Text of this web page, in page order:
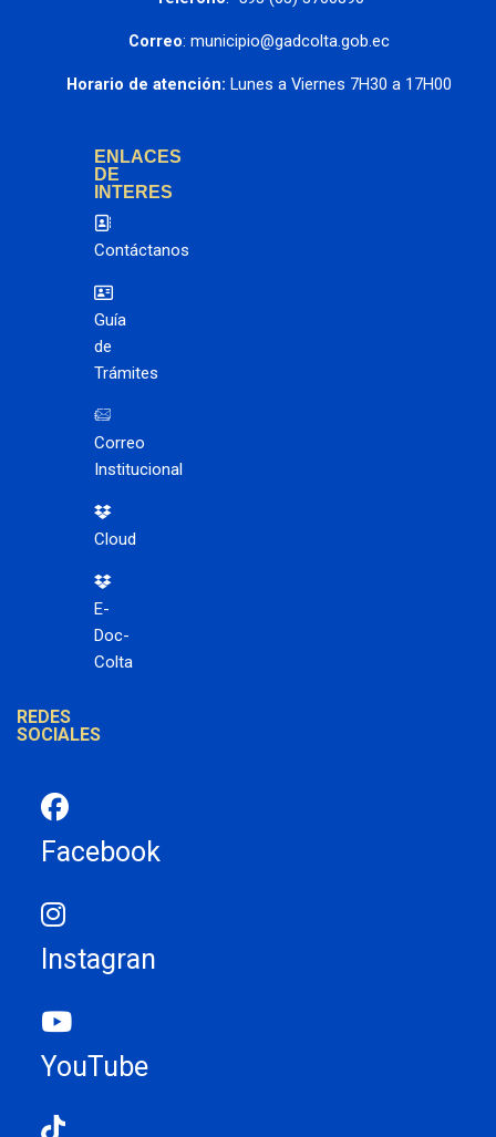
Correo: municipio@gadcolta.gob.ec
Horario de atención: Lunes a Viernes 7H30 a 17H00
ENLACES
DE
INTERES
Contáctanos
Guía
de
Trámites
Correo
Institucional
Cloud
E-
Doc-
Colta
REDES
SOCIALES
Facebook
Instagran
YouTube